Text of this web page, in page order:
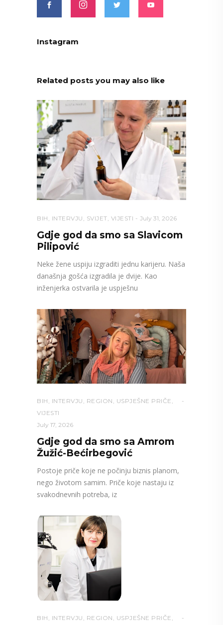
Instagram
Related posts you may also like
BIH INTERVJU SVIJET VIJESTI July 31, 2026
Gdje god da smo sa Slavicom
Pilipović
Neke žene uspiju izgraditi jednu karijeru. Naša
današnja gošća izgradila je dvije. Kao
inženjerka ostvarila je uspješnu
BIH INTERVJU REGION USPJEŠNE PRIČE
VIJESTI
July 17, 2026
Gdje god da smo sa Amrom
Žužić-Bećirbegović
Postoje priče koje ne počinju biznis planom,
nego životom samim. Priče koje nastaju iz
svakodnevnih potreba, iz
BIH INTERVJU REGION USPJEŠNE PRIČE